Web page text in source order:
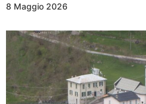
8 Maggio 2026